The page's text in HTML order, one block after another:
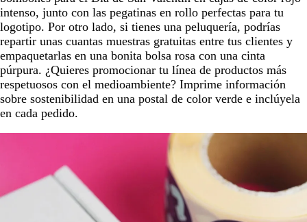
intenso, junto con las pegatinas en rollo perfectas para tu
logotipo. Por otro lado, si tienes una peluquería, podrías
repartir unas cuantas muestras gratuitas entre tus clientes y
empaquetarlas en una bonita bolsa rosa con una cinta
púrpura. ¿Quieres promocionar tu línea de productos más
respetuosos con el medioambiente? Imprime información
sobre sostenibilidad en una postal de color verde e inclúyela
en cada pedido.